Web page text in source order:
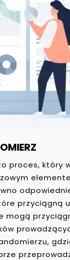
proces, który
przyciągną
mogą